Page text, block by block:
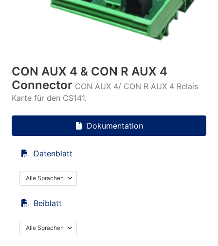
CON AUX 4 & CON R AUX 4
Connector CON AUX 4/ CON R AUX 4 Relais
Karte für den CS141.
Dokumentation
Datenblatt
Alle Sprachen
Beiblatt
Alle Sprachen